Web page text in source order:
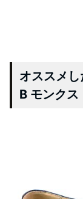
オススメ
B モンクス